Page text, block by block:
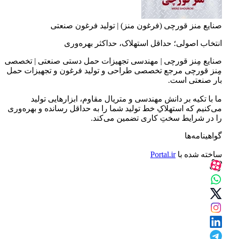
صنایع منز قورچی (فرغون منز) | تولید فرغون صنعتی
انتخاب اصولی؛ حداقل استهلاک، حداکثر بهره‌وری
صنایع مِنز قورچی | مهندسی تجهیزات حمل دستی صنعتی | تخصصی
مِنز قورچی مرجع تخصصی طراحی و تولید فرغون و تجهیزات حمل
بار صنعتی است.
ما با تکیه بر دانش مهندسی و متریال مقاوم، ابزارهایی تولید
می‌کنیم که استهلاکِ خط تولید شما را به حداقل رسانده و بهره‌وری
را در شرایط سختِ کاری تضمین می‌کند.
گواهینامه‌ها
ساخته شده باPortal.ir